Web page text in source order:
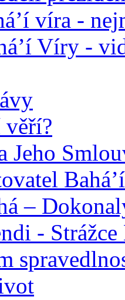
víra -
Víry -
věří?
Jeho
–
-